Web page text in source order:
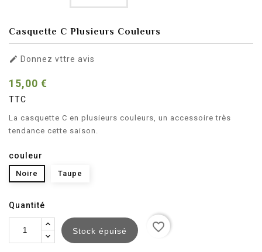
Casquette C Plusieurs Couleurs
 Donnez vttre avis
15,00 €
TTC
La casquette C en plusieurs couleurs, un accessoire très
tendance cette saison.
couleur
Noire Taupe
Quantité
Stock épuisé favorite_border